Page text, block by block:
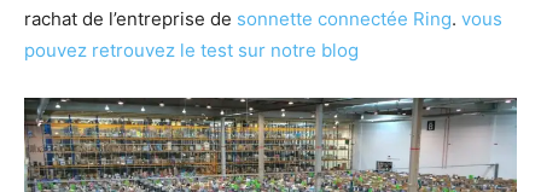
rachat de l’entreprise de sonnette connectée Ring. vous
pouvez retrouvez le test sur notre blog